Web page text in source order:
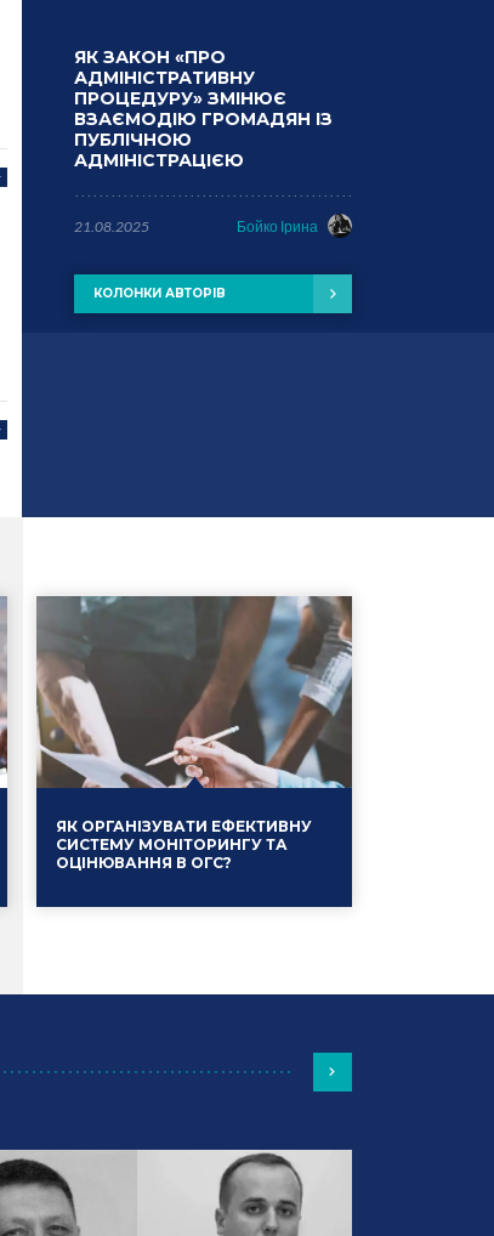
ЯК ЗАКОН «ПРО
АДМІНІСТРАТИВНУ
ПРОЦЕДУРУ» ЗМІНЮЄ
ВЗАЄМОДІЮ ГРОМАДЯН ІЗ
ПУБЛІЧНОЮ
АДМІНІСТРАЦІЄЮ
21.08.2025 Бойко Ірина
КОЛОНКИ АВТОРІВ
ЯК ОРГАНІЗУВАТИ ЕФЕКТИВНУ
СИСТЕМУ МОНІТОРИНГУ ТА
ОЦІНЮВАННЯ В ОГС?
13.01.2025 Події